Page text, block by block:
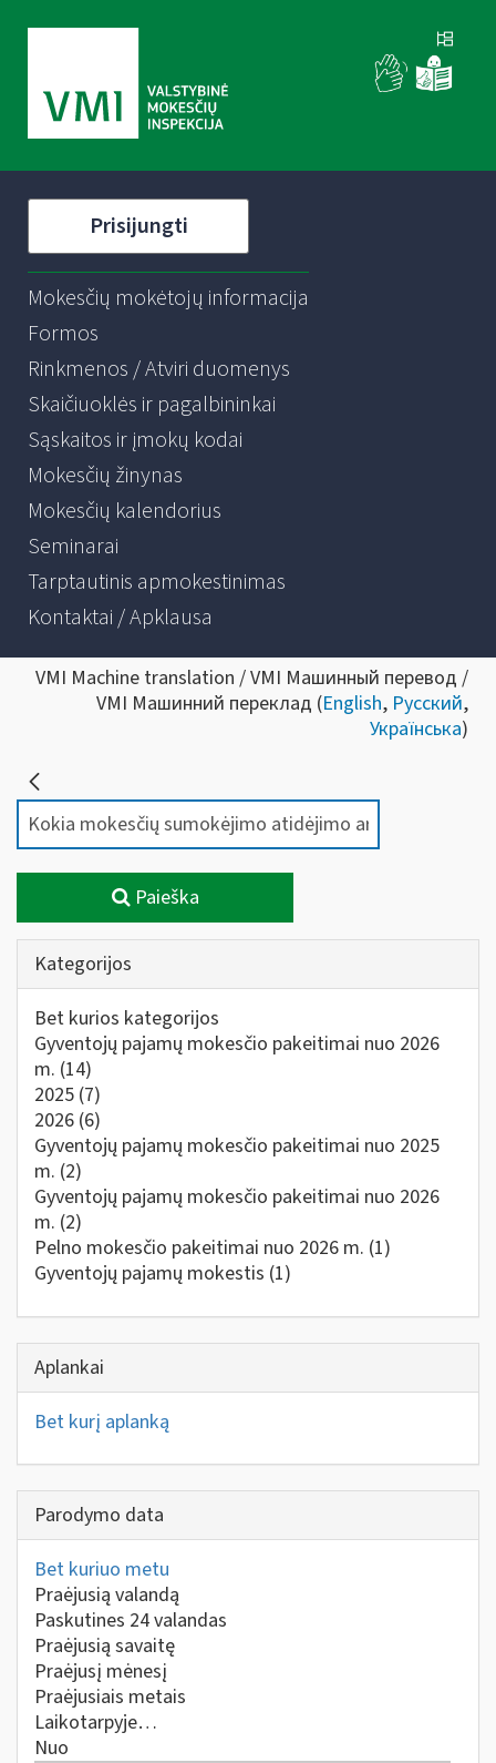
Prisijungti
Mokesčių mokėtojų informacija
Formos
Rinkmenos / Atviri duomenys
Skaičiuoklės ir pagalbininkai
Sąskaitos ir įmokų kodai
Mokesčių žinynas
Mokesčių kalendorius
Seminarai
Tarptautinis apmokestinimas
Kontaktai / Apklausa
VMI Machine translation / VMI Машинный перевод /
VMI Машинний переклад (English, Русский,
Українська)
Paieška
Kategorijos
Bet kurios kategorijos
Gyventojų pajamų mokesčio pakeitimai nuo 2026
m. (14)
2025 (7)
2026 (6)
Gyventojų pajamų mokesčio pakeitimai nuo 2025
m. (2)
Gyventojų pajamų mokesčio pakeitimai nuo 2026
m. (2)
Pelno mokesčio pakeitimai nuo 2026 m. (1)
Gyventojų pajamų mokestis (1)
Aplankai
Bet kurį aplanką
Parodymo data
Bet kuriuo metu
Praėjusią valandą
Paskutines 24 valandas
Praėjusią savaitę
Praėjusį mėnesį
Praėjusiais metais
Laikotarpyje…
Nuo